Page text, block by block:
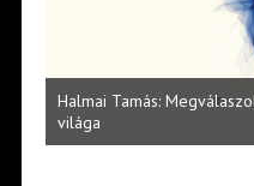
Halmai Tamás:
világa